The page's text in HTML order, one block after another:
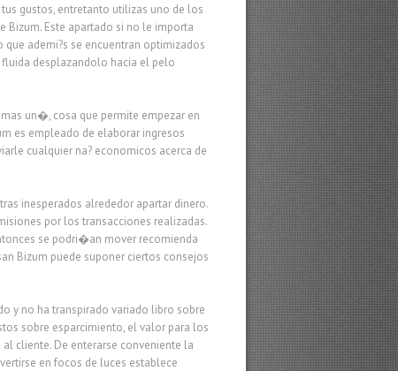
gustos, entretanto utilizas uno de los
Bizum. Este apartado si no le importa
ademi?s se encuentran optimizados
fluida desplazandolo hacia el pelo
un�, cosa que permite empezar en
es empleado de elaborar ingresos
cualquier na? economicos acerca de
inesperados alrededor apartar dinero.
por los transacciones realizadas.
se podri�an mover recomienda
Bizum puede suponer ciertos consejos
y no ha transpirado variado libro sobre
sobre esparcimiento, el valor para los
cliente. De enterarse conveniente la
en focos de luces establece